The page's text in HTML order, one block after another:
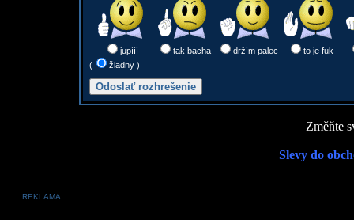
jupííí tak bacha držím palec
to je fuk
(
žiadny )
Změňte
Slevy do
REKLAMA